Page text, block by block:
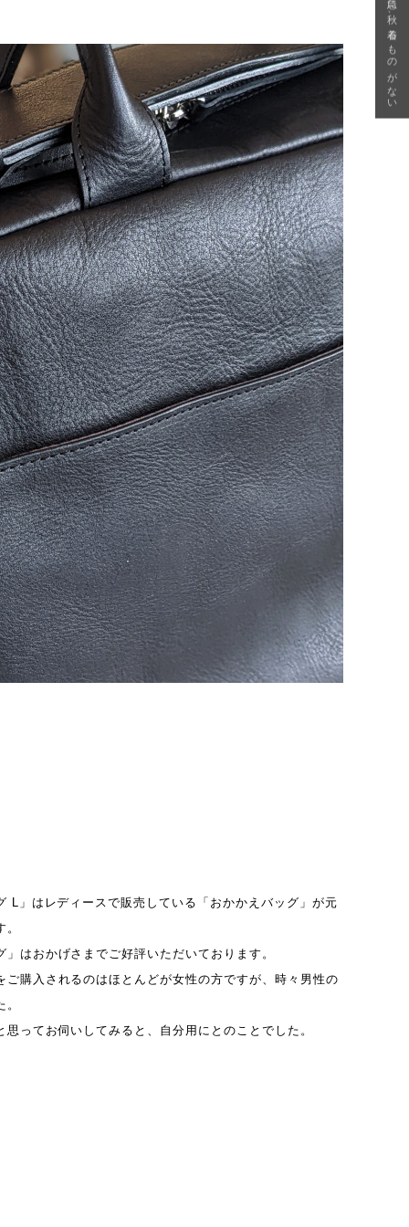
L」はレディースで販売している「 おかかえバッグ 」が元
」はおかげさまでご好評いただいております。
ご購入されるのはほとんどが女性の方ですが、時々男性の
思ってお伺いしてみると、自分用にとのことでした。
急に秋、着るものがない